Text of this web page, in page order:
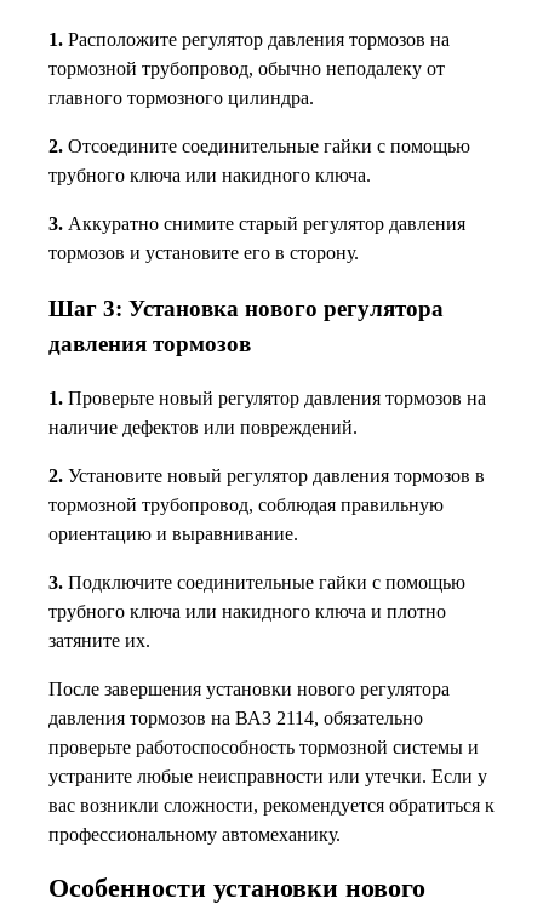
1. Расположите регулятор давления тормозов на
тормозной трубопровод, обычно неподалеку от
главного тормозного цилиндра.
2. Отсоедините соединительные гайки с помощью
трубного ключа или накидного ключа.
3. Аккуратно снимите старый регулятор давления
тормозов и установите его в сторону.
Шаг 3: Установка нового регулятора
давления тормозов
1. Проверьте новый регулятор давления тормозов на
наличие дефектов или повреждений.
2. Установите новый регулятор давления тормозов в
тормозной трубопровод, соблюдая правильную
ориентацию и выравнивание.
3. Подключите соединительные гайки с помощью
трубного ключа или накидного ключа и плотно
затяните их.
После завершения установки нового регулятора
давления тормозов на ВАЗ 2114, обязательно
проверьте работоспособность тормозной системы и
устраните любые неисправности или утечки. Если у
вас возникли сложности, рекомендуется обратиться к
профессиональному автомеханику.
Особенности установки нового